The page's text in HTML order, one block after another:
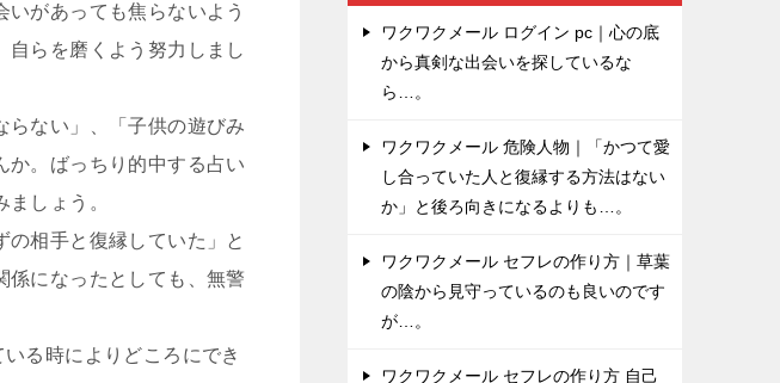
があっても焦らないよう
自らを磨くよう努力しまし
らない」、「子供の遊びみ
か。ばっちり的中する占い
しょう。
の相手と復縁していた」と
係になったとしても、無警
る時によりどころにでき
ワクワクメール ログイン pc｜心の底
から真剣な出会いを探しているな
ら…。
ワクワクメール 危険人物｜「かつて愛
し合っていた人と復縁する方法はない
か」と後ろ向きになるよりも…。
ワクワクメール セフレの作り方｜草葉
の陰から見守っているのも良いのです
が…。
ワクワクメール セフレの作り方 自己